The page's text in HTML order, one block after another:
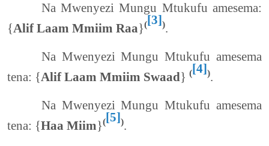
Na Mwenyezi Mungu Mtukufu amesema:
{Alif Laam Mmiim Raa}([3]).
Na Mwenyezi Mungu Mtukufu amesema
tena: {Alif Laam Mmiim Swaad} ([4]).
Na Mwenyezi Mungu Mtukufu amesema
tena: {Haa Miim}([5]).